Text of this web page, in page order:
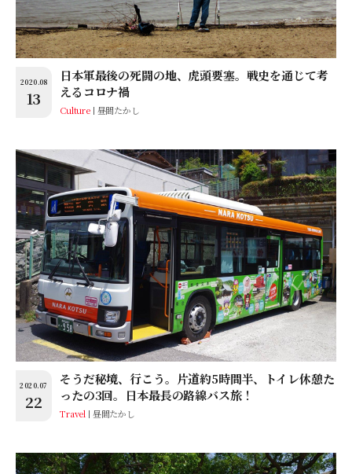
2020.08
13
日本軍最後の死闘の地、虎頭要塞。戦史を通じて考
えるコロナ禍
Culture 昼間たかし
2020.07
22
そうだ秘境、行こう。片道約5時間半、トイレ休憩た
ったの3回。日本最長の路線バス旅！
Travel 昼間たかし